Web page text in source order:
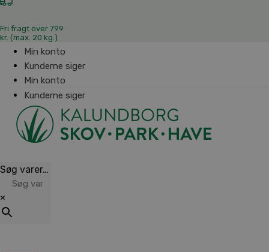
Fri fragt over 799
kr. (max. 20 kg.)
Min konto
Kunderne siger
Min konto
Kunderne siger
Søg varer…
×